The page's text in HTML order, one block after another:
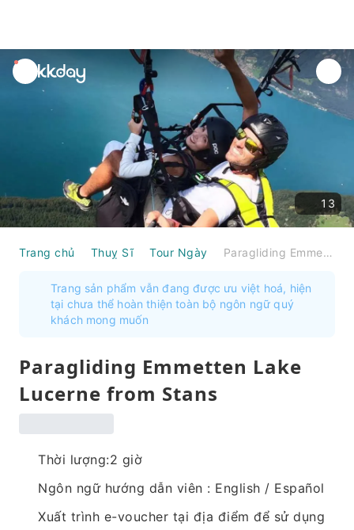
unread
notifications
13
Trang chủ Thuỵ Sĩ Tour Ngày Paragliding Emmetten Lake Lucerne from Stans
Trang sản phẩm vẫn đang được ưu việt hoá, hiện
tại chưa thể hoàn thiện toàn bộ ngôn ngữ quý
khách mong muốn
Paragliding Emmetten Lake
Lucerne from Stans
Thời lượng:2 giờ
Ngôn ngữ hướng dẫn viên : English / Español
Xuất trình e-voucher tại địa điểm để sử dụng